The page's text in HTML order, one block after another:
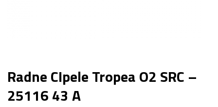
Radne CIpele Tropea O2 SRC –
25116 43 A